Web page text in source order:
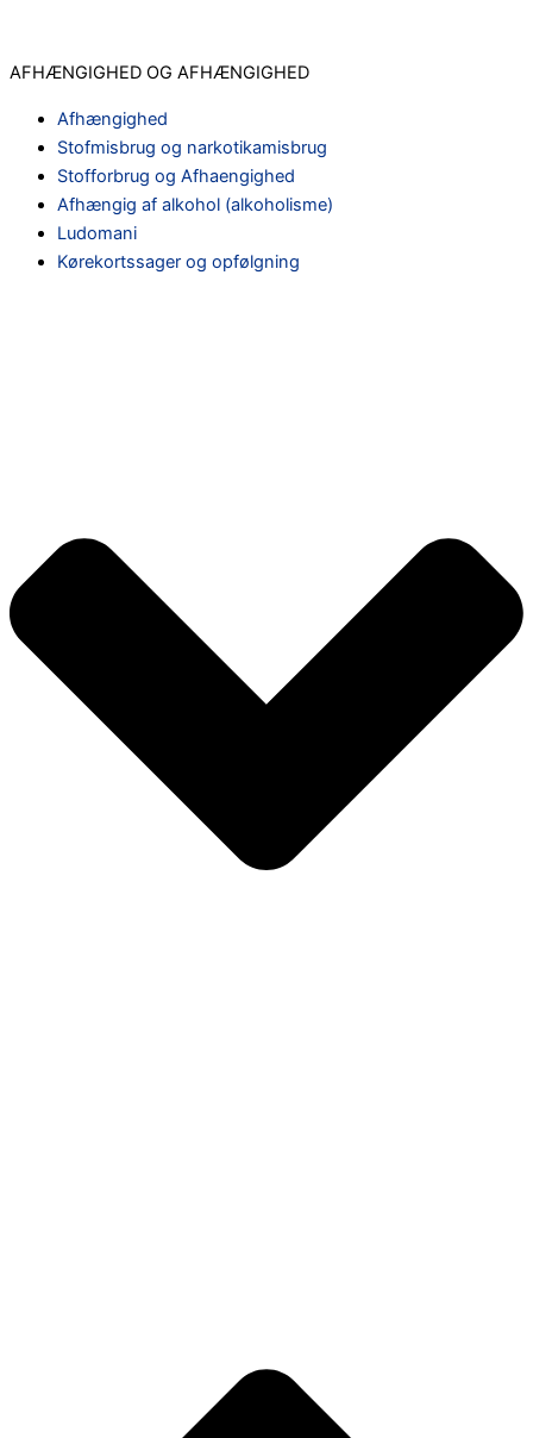
AFHÆNGIGHED OG AFHÆNGIGHED
Afhængighed
Stofmisbrug og narkotikamisbrug
Stofforbrug og Afhaengighed
Afhængig af alkohol (alkoholisme)
Ludomani
Kørekortssager og opfølgning